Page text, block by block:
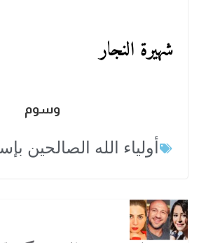
شهيرة النجار
وسوم
أولياء الله الصالحين